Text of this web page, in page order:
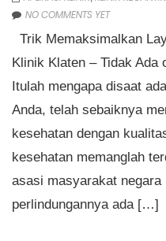
NO COMMENTS YET
Trik Memaksimalkan
Klinik Klaten – Tidak Ada
Itulah mengapa disaat
Anda, telah sebaiknya
kesehatan dengan
kesehatan memanglah
asasi masyarakat negara
perlindungannya ada […]